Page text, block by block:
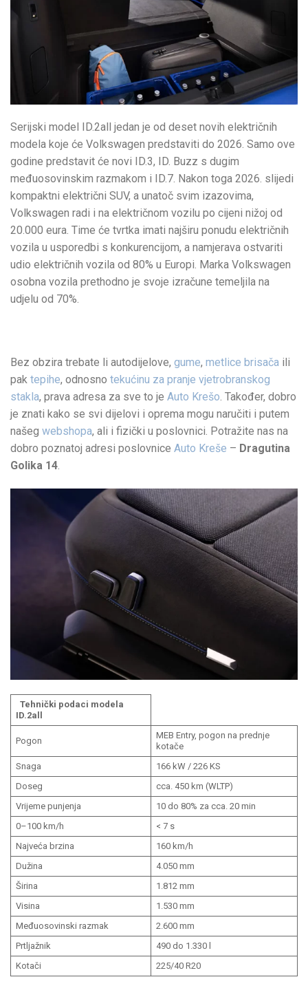
Serijski model ID.2all jedan je od deset novih električnih
modela koje će Volkswagen predstaviti do 2026. Samo ove
godine predstavit će novi ID.3, ID. Buzz s dugim
međuosovinskim razmakom i ID.7. Nakon toga 2026. slijedi
kompaktni električni SUV, a unatoč svim izazovima,
Volkswagen radi i na električnom vozilu po cijeni nižoj od
20.000 eura. Time će tvrtka imati najširu ponudu električnih
vozila u usporedbi s konkurencijom, a namjerava ostvariti
udio električnih vozila od 80% u Europi. Marka Volkswagen
osobna vozila prethodno je svoje izračune temeljila na
udjelu od 70%.
Bez obzira trebate li autodijelove, gume, metlice brisača ili
pak tepihe, odnosno tekućinu za pranje vjetrobranskog
stakla, prava adresa za sve to je Auto Krešo. Također, dobro
je znati kako se svi dijelovi i oprema mogu naručiti i putem
našeg webshopa, ali i fizički u poslovnici. Potražite nas na
dobro poznatoj adresi poslovnice Auto Kreše – Dragutina
Golika 14.
Tehnički podaci modela
ID.2all
Pogon
MEB Entry, pogon na prednje
kotače
Snaga
166 kW / 226 KS
Doseg
cca. 450 km (WLTP)
Vrijeme punjenja
10 do 80% za cca. 20 min
0–100 km/h
< 7 s
Najveća brzina
160 km/h
Dužina
4.050 mm
Širina
1.812 mm
Visina
1.530 mm
Međuosovinski razmak
2.600 mm
Prtljažnik
490 do 1.330 l
Kotači
225/40 R20